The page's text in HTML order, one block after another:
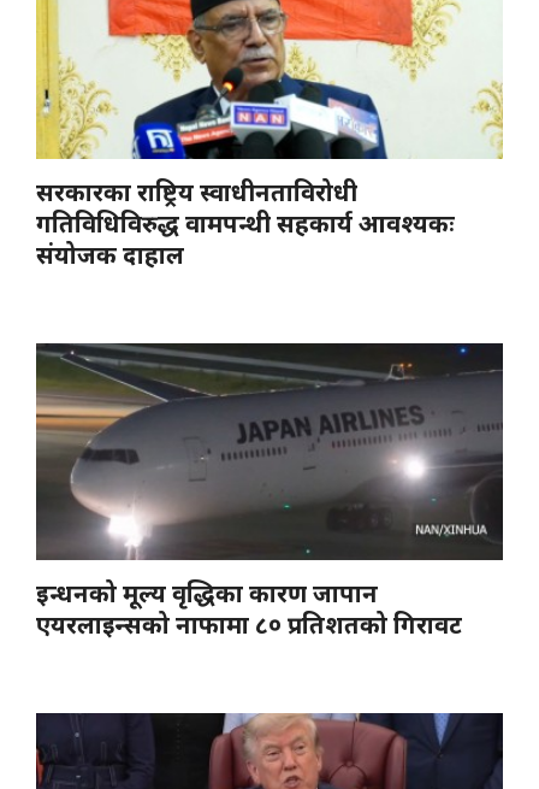
सरकारका राष्ट्रिय स्वाधीनताविरोधी
गतिविधिविरुद्ध वामपन्थी सहकार्य आवश्यकः
संयोजक दाहाल
इन्धनको मूल्य वृद्धिका कारण जापान
एयरलाइन्सको नाफामा ८० प्रतिशतको गिरावट